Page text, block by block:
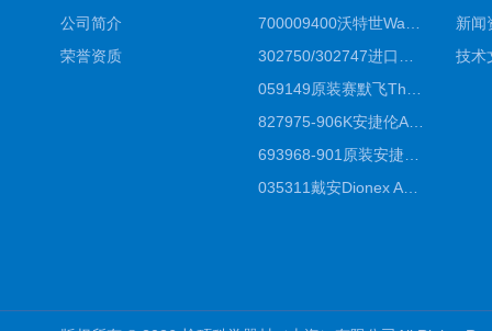
公司简介
荣誉资质
827975-906K安捷伦Agilent原装ZORBAX液相色谱柱*
035311戴安Dionex AS4分析柱阴离子交换色谱柱厂家
新闻
技术